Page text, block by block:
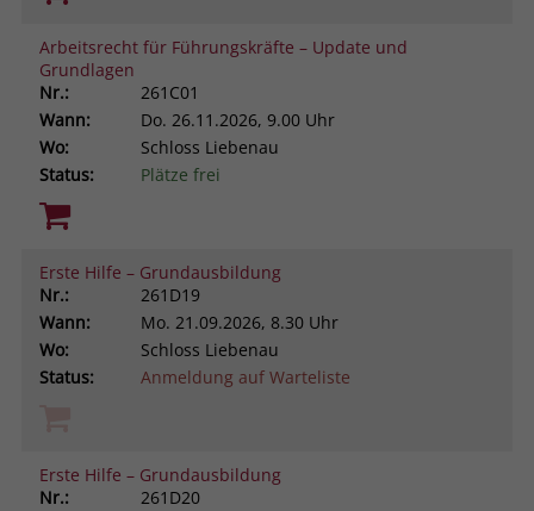
Arbeitsrecht für Führungskräfte – Update und
Grundlagen
Nr.:
261C01
Wann:
Do. 26.11.2026, 9.00 Uhr
Wo:
Schloss Liebenau
Status:
Plätze frei
Erste Hilfe – Grundausbildung
Nr.:
261D19
Wann:
Mo. 21.09.2026, 8.30 Uhr
Wo:
Schloss Liebenau
Status:
Anmeldung auf Warteliste
Erste Hilfe – Grundausbildung
Nr.:
261D20